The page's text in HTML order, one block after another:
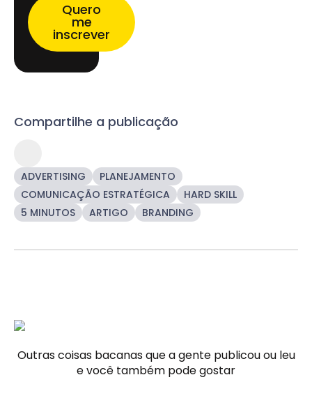
Quero
me
inscrever
Compartilhe a publicação
ADVERTISING
PLANEJAMENTO
COMUNICAÇÃO ESTRATÉGICA
HARD SKILL
5 MINUTOS
ARTIGO BRANDING
Outras coisas bacanas que a gente publicou ou leu
e você também pode gostar